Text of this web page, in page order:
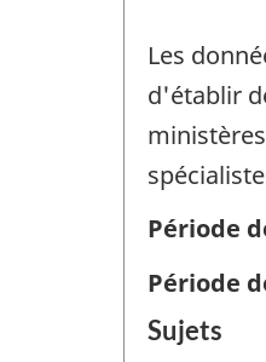
Les
d'établir
Période
Période
Sujets